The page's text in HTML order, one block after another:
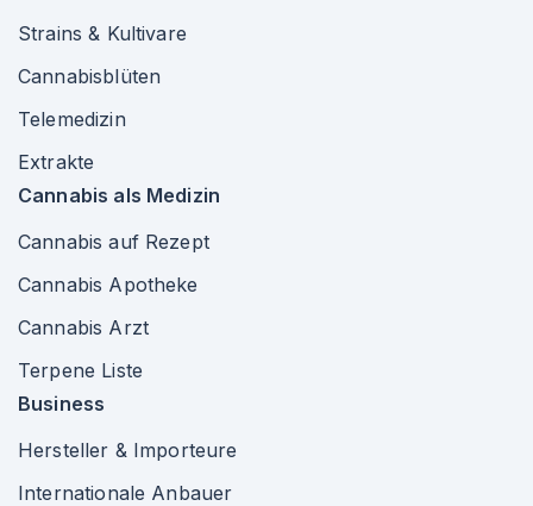
Strains & Kultivare
Cannabisblüten
Telemedizin
Extrakte
Cannabis als Medizin
Cannabis auf Rezept
Cannabis Apotheke
Cannabis Arzt
Terpene Liste
Business
Hersteller & Importeure
Internationale Anbauer